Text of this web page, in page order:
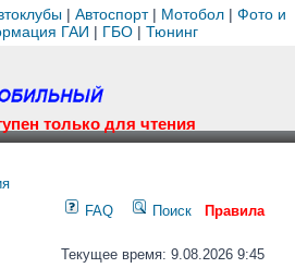
| Автоспорт| Мотобол | Фото и
ГАИ | ГБО| Тюнинг
только для чтения
FAQ
Поиск Правила
Текущее время: 9.08.2026 9:45